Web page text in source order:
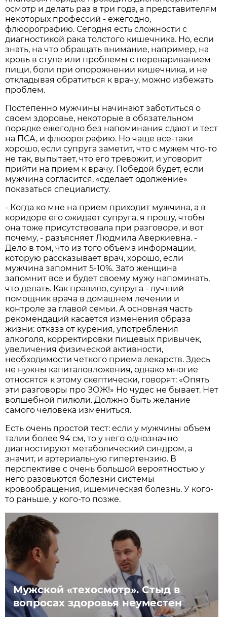
осмотр и делать раз в три года, а представителям
некоторых профессий - ежегодно,
флюорографию. Сегодня есть сложности с
диагностикой рака толстого кишечника. Но, если
знать, на что обращать внимание, например, на
кровь в стуле или проблемы с перевариванием
пищи, боли при опорожнении кишечника, и не
откладывая обратиться к врачу, можно избежать
проблем.
Постепенно мужчины начинают заботиться о
своем здоровье, некоторые в обязательном
порядке ежегодно без напоминания сдают и тест
на ПСА, и флюорографию. Но чаще все-таки
хорошо, если супруга заметит, что с мужем что-то
не так, выпытает, что его тревожит, и уговорит
прийти на прием к врачу. Победой будет, если
мужчина согласится, «сделает одолжение»
показаться специалисту.
- Когда ко мне на прием приходит мужчина, а в
коридоре его ожидает супруга, я прошу, чтобы
она тоже присутствовала при разговоре, и вот
почему, - разъясняет Людмила Аверкиевна. -
Дело в том, что из того объема информации,
которую рассказывает врач, хорошо, если
мужчина запомнит 5-10%. Зато женщина
запомнит все и будет своему мужу напоминать,
что делать. Как правило, супруга - лучший
помощник врача в домашнем лечении и
контроле за главой семьи. А основная часть
рекомендаций касается изменения образа
жизни: отказа от курения, употребления
алкоголя, корректировки пищевых привычек,
увеличения физической активности,
необходимости четкого приема лекарств. Здесь
не нужны капиталовложения, однако многие
относятся к этому скептически, говорят: «Опять
эти разговоры про ЗОЖ!» Но чудес не бывает. Нет
волшебной пилюли. Должно быть желание
самого человека измениться.
Есть очень простой тест: если у мужчины объем
талии более 94 см, то у него однозначно
диагностируют метаболический синдром, а
значит, и артериальную гипертензию. В
перспективе с очень большой вероятностью у
него разовьются болезни системы
кровообращения, ишемическая болезнь. У кого-
то раньше, у кого-то позже.
Мужской «техосмотр». Стыд в
вопросах здоровья неуместен